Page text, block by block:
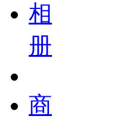
相
册
商